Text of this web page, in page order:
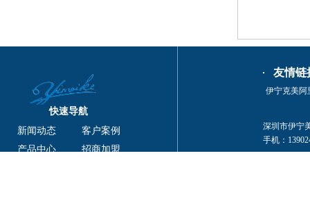
快速导航
新闻动态
客户案例
产品中心
招商加盟
友情链
伊宁克美阿
深圳市伊宁
手机：